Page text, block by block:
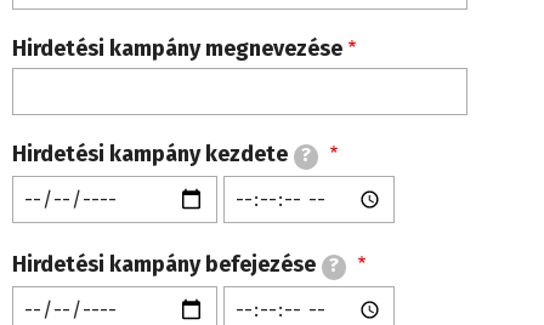
Hirdetési kampány megnevezése
Hirdetési kampány kezdete ?
Hirdetési
kezdete:
Dátum
Hirdetési
kezdete:
Idő
Hirdetési kampány befejezése ?
Hirdetési
Hirdetési